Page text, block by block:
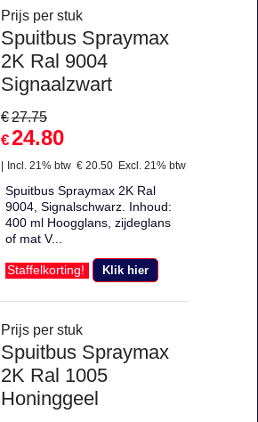
Prijs per stuk
Spuitbus Spraymax
2K Ral 9004
Signaalzwart
€27.75
€24.80
Incl. 21% btw € 20.50 Excl. 21% btw
Spuitbus Spraymax 2K Ral
9004, Signalschwarz. Inhoud:
400 ml Hoogglans, zijdeglans
of mat V...
Staffelkorting! Klik hier
Prijs per stuk
Spuitbus Spraymax
2K Ral 1005
Honinggeel